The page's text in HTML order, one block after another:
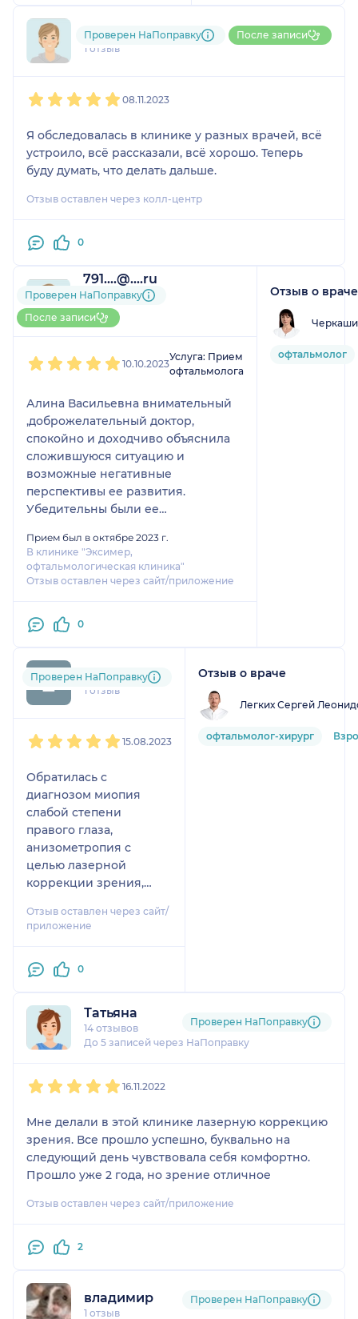
Раиса Григорьевна
1 отзыв
Проверен НаПоправку После записи
08.11.2023
Я обследовалась в клинике у разных врачей, всё
устроило, всё рассказали, всё хорошо. Теперь
буду думать, что делать дальше.
Отзыв оставлен через колл-центр
0
791....@....ru
1 отзыв
До 5 записей через
НаПоправку
Проверен НаПоправку
После записи
10.10.2023
Услуга: Прием
офтальмолога
Алина Васильевна внимательный
,доброжелательный доктор,
спокойно и доходчиво объяснила
сложившуюся ситуацию и
возможные негативные
перспективы ее развития.
Убедительны были ее
Чувствуется высокий
профессионализм и уважительное
отношение к пациенту. У пациента
положительном исходе пои
продолжнниии лечения... сердечно
Прием был в октябре 2023 г.
В клинике "Эксимер,
офтальмологическая клиника"
Отзыв оставлен через сайт/приложение
0
Отзыв о враче
офтальмолог
Екатерина
1 отзыв
Проверен НаПоправку
15.08.2023
Обратилась с
диагнозом миопия
слабой степени
правого глаза,
анизометропия с
целью лазерной
коррекции зрения,
необходима по
медицинским
высокопрофессиональн
хирурга между
клиниками МНТК
«Микрохирургия глаза»
клиникой «Эксимер».
Выбор остановила на
рефракционном
хирурге, клиники
«Эксимер», Легких
Сергее Леонидовиче,
владеющем всеми
зрения с фемто
который провёл
успешно десятки тысяч
Отзыв оставлен через сайт/
приложение
0
Отзыв о враче
Легких Сергей
офтальмолог-хирург
Татьяна
14 отзывов
До 5 записей через НаПоправку
Проверен НаПоправку
16.11.2022
Мне делали в этой клинике лазерную коррекцию
зрения. Все прошло успешно, буквально на
следующий день чувствовала себя комфортно.
Прошло уже 2 года, но зрение отличное
Отзыв оставлен через сайт/приложение
2
владимир
1 отзыв
Проверен НаПоправку